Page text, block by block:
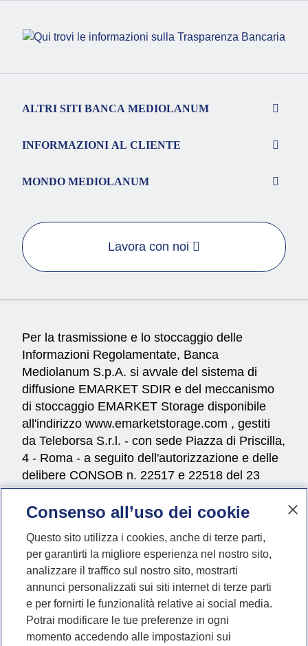
ALTRI SITI BANCA MEDIOLANUM
INFORMAZIONI AL CLIENTE
MONDO MEDIOLANUM
Lavora con noi
Per la trasmissione e lo stoccaggio delle
Informazioni Regolamentate, Banca
Mediolanum S.p.A. si avvale del sistema di
diffusione EMARKET SDIR e del meccanismo
di stoccaggio EMARKET Storage disponibile
all'indirizzo www.emarketstorage.com , gestiti
da Teleborsa S.r.l. - con sede Piazza di Priscilla,
4 - Roma - a seguito dell'autorizzazione e delle
delibere CONSOB n. 22517 e 22518 del 23
novembre 2022.
##mpLabelSocial## Vai al profilo Instagram di
Vai al profilo
Vai al profilo
Vai alVai al
Consenso all’uso dei cookie
Questo sito utilizza i cookies, anche di terze parti,
per garantirti la migliore esperienza nel nostro sito,
analizzare il traffico sul nostro sito, mostrarti
annunci personalizzati sui siti internet di terze parti
e per fornirti le funzionalità relative ai social media.
Potrai modificare le tue preferenze in ogni
momento accedendo alle impostazioni sui